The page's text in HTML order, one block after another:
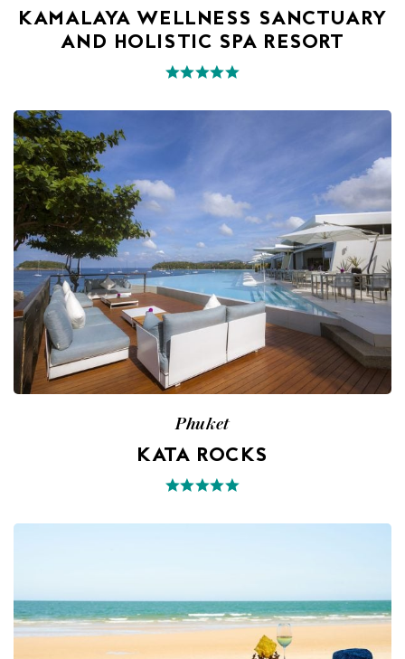
KAMALAYA WELLNESS SANCTUARY
AND HOLISTIC SPA RESORT
Phuket
KATA ROCKS